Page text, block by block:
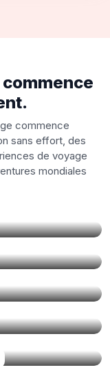
commence
commence
sans effort, des
de voyage
mondiales